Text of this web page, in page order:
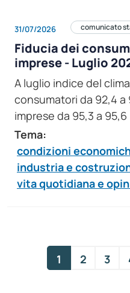
31/07/2026 comunicato
Fiducia dei
imprese - Luglio
A luglio indice del
consumatori da 92,4
imprese da 95,3 a 95,6
Tema:
condizioni
industria e
vita quotidiana e
1 2 3